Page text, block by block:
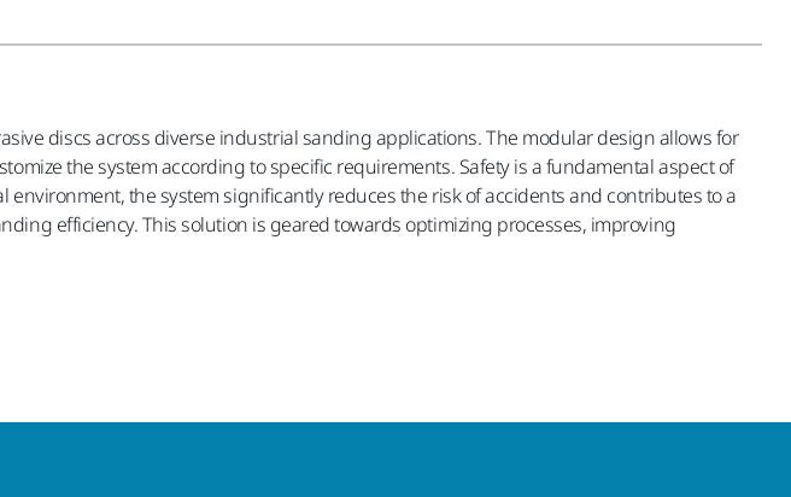
discs across diverse industrial sanding applications. The modular design allows for
the system according to specific requirements. Safety is a fundamental aspect of
the system significantly reduces the risk of accidents and contributes to a
efficiency. This solution is geared towards optimizing processes, improving